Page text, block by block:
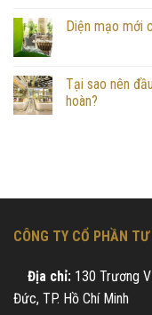
Diện mạo mới
Tại sao nên
hoàn?
CÔNG TY CỔ PHẦN
Địa chỉ: 130 Trương
Đức, TP. Hồ Chí Minh